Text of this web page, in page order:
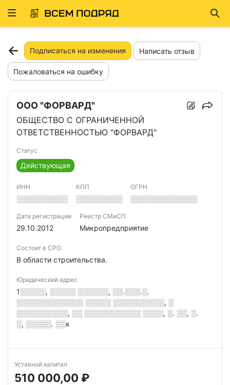
Развернуть
Подписаться на изменения Написать отзыв
Пожаловаться на ошибку
ООО "ФОРВАРД"
ОБЩЕСТВО С ОГРАНИЧЕННОЙ
ОТВЕТСТВЕННОСТЬЮ "ФОРВАРД"
Статус
Действующая
ИНН
░░░░░░░░░░
КПП
░░░░░░░░░
ОГРН
░░░░░░░░░░░░░
Дата регистрации
29.10.2012
Реестр СМиСП
Микропредприятие
Состоит в СРО
В области строительства.
Юридический адрес
1░░░░░, ░░░░░ ░░░░░░, ░░.░░░.░.
░░░░░░░░░░░░░ ░░░░░ ░░░░░░░░░░, ░
░░░░░░░░░░, ░░ ░░░░░░░░░░░ ░░░░, ░. ░░, ░.
░, ░░░░░. ░░к
Уставной капитал
510 000,00 ₽